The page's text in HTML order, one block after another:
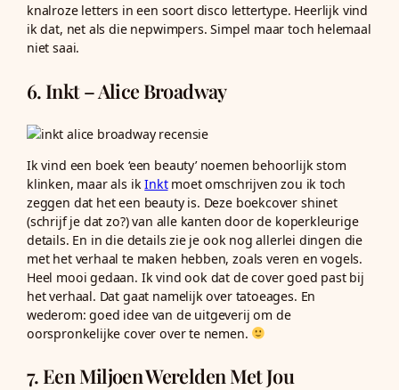
knalroze letters in een soort disco lettertype. Heerlijk vind
ik dat, net als die nepwimpers. Simpel maar toch helemaal
niet saai.
6. Inkt – Alice Broadway
Ik vind een boek ‘een beauty’ noemen behoorlijk stom
klinken, maar als ikInktmoet omschrijven zou ik toch
zeggen dat het een beauty is. Deze boekcover shinet
(schrijf je dat zo?) van alle kanten door de koperkleurige
details. En in die details zie je ook nog allerlei dingen die
met het verhaal te maken hebben, zoals veren en vogels.
Heel mooi gedaan. Ik vind ook dat de cover goed past bij
het verhaal. Dat gaat namelijk over tatoeages. En
wederom: goed idee van de uitgeverij om de
oorspronkelijke cover over te nemen.
7. Een Miljoen Werelden Met Jou